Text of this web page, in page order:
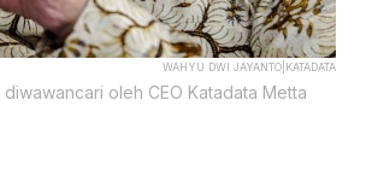
WAHYU DWI JAYANTO|KATADATA
oleh CEO Katadata Metta